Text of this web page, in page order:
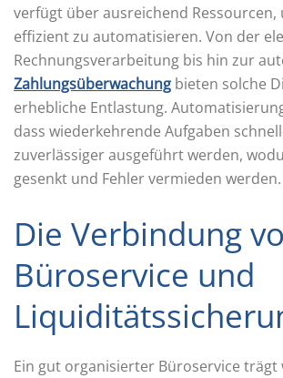
verfügt über ausreichend Ressourcen,
effizient zu automatisieren. Von der
Rechnungsverarbeitung bis hin zur
Zahlungsüberwachung bieten solche
erhebliche Entlastung.
dass wiederkehrende Aufgaben
zuverlässiger ausgeführt werden,
gesenkt und Fehler vermieden werden.
Die Verbindung
Büroservice und
Ein gut organisierter Büroservice trägt